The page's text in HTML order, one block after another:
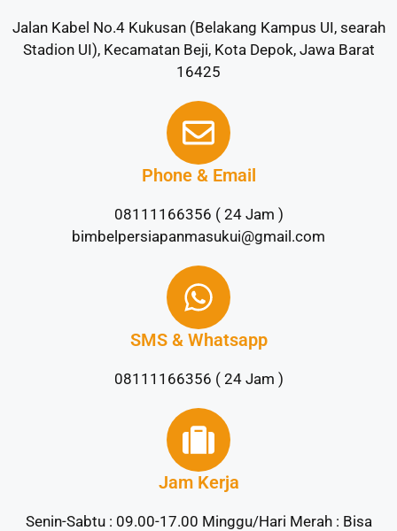
Jalan Kabel No.4 Kukusan (Belakang Kampus UI, searah
Stadion UI), Kecamatan Beji, Kota Depok, Jawa Barat
16425
Phone & Email
08111166356 ( 24 Jam )
bimbelpersiapanmasukui@gmail.com
SMS & Whatsapp
08111166356 ( 24 Jam )
Jam Kerja
Senin-Sabtu : 09.00-17.00 Minggu/Hari Merah : Bisa